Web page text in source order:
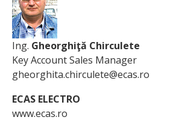
Ing. Gheorghiţă Chirculete
Key Account Sales Manager
gheorghita.chirculete@ecas.ro
ECAS ELECTRO
www.ecas.ro